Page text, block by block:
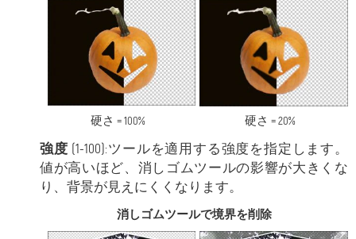
硬さ = 100% 硬さ = 20%
強度 (1-100):ツールを適用する強度を指定します。
値が高いほど、消しゴムツールの影響が大きくな
り、背景が見えにくくなります。
消しゴムツールで境界を削除